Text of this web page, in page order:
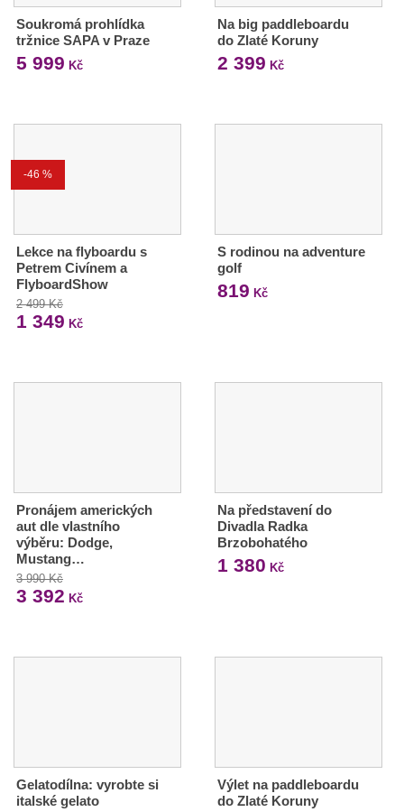
Soukromá prohlídka
tržnice SAPA v Praze
5 999 Kč
Na big paddleboardu
do Zlaté Koruny
2 399 Kč
-46 %
Lekce na flyboardu s
Petrem Civínem a
FlyboardShow
2 499 Kč
1 349 Kč
S rodinou na adventure
golf
819 Kč
Pronájem amerických
aut dle vlastního
výběru: Dodge,
Mustang…
3 990 Kč
3 392 Kč
Na představení do
Divadla Radka
Brzobohatého
1 380 Kč
Gelatodílna: vyrobte si
italské gelato
Výlet na paddleboardu
do Zlaté Koruny